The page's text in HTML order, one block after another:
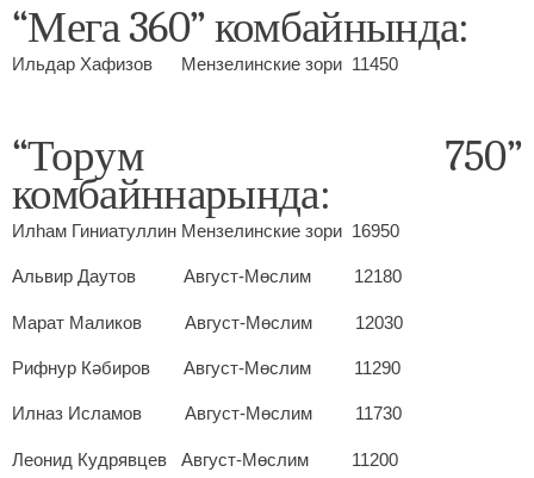
“Мега 360” комбайнында:
Ильдар Хафизов Мензелинские зори 11450
“Торум 750”
комбайннарында:
Илһам Гиниатуллин Мензелинские зори 16950
Альвир Даутов Август-Мөслим 12180
Марат Маликов Август-Мөслим 12030
Рифнур Кәбиров Август-Мөслим 11290
Илназ Исламов Август-Мөслим 11730
Леонид Кудрявцев Август-Мөслим 11200